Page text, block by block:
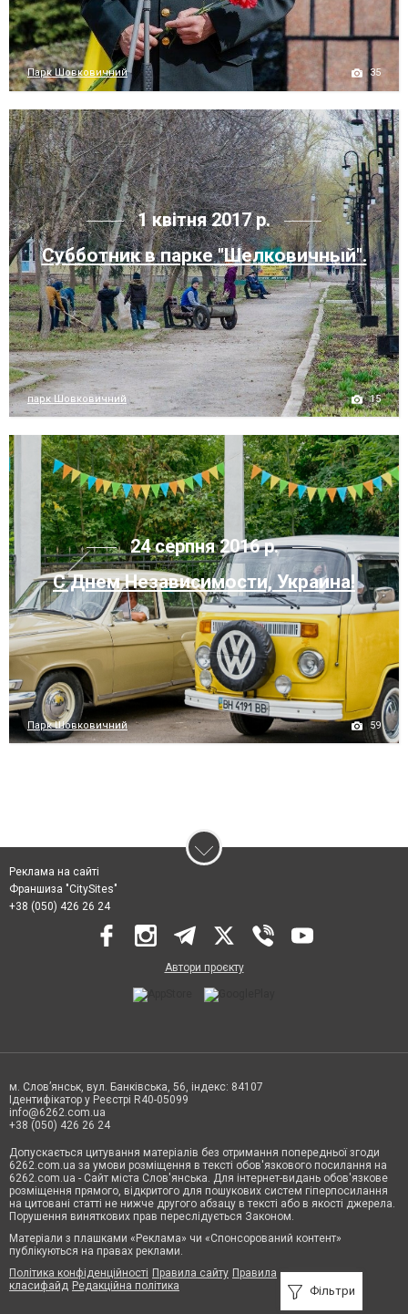
Парк Шовковичний 35
1 квітня 2017 р.
Субботник в парке "Шелковичный".
парк Шовковичний 15
24 серпня 2016 р.
С Днем Независимости, Украина!
Парк Шовковичний 59
Фільтри
Реклама на сайті
Франшиза "CitySites"
+38 (050) 426 26 24
Автори проєкту
м. Слов’янськ, вул. Банківська, 56, індекс: 84107
Ідентифікатор у Реєстрі R40-05099
info@6262.com.ua
+38 (050) 426 26 24
Допускається цитування матеріалів без отримання попередньої згоди
6262.com.ua за умови розміщення в тексті обов'язкового посилання на
6262.com.ua - Сайт міста Слов'янська. Для інтернет-видань обов'язкове
розміщення прямого, відкритого для пошукових систем гіперпосилання
на цитовані статті не нижче другого абзацу в тексті або в якості джерела.
Порушення виняткових прав переслідується Законом.
Матеріали з плашками «Реклама» чи «Спонсорований контент»
публікуються на правах реклами.
Політика конфіденційності Правила сайту Правила
класифайд Редакційна політика